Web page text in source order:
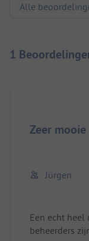
1
Zeer
Jürgen
Een echt heel
beheerders